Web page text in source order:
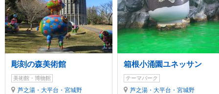
彫刻の森美術館
美術館・博物館
芦之湯・大平台・宮城野
箱根小涌園ユネッサン
テーマパーク
芦之湯・大平台・宮城野